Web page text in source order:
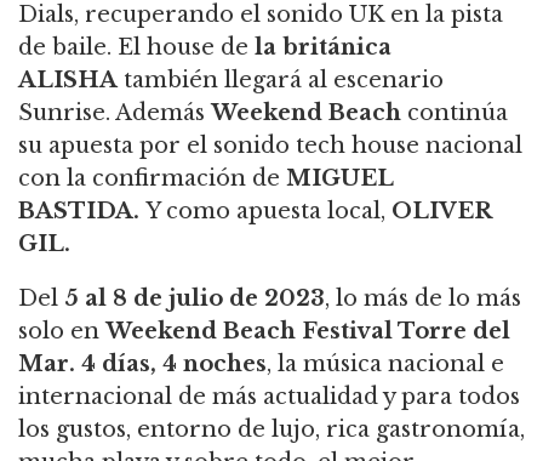
Dials, recuperando el sonido UK en la pista
de baile. El house de la británica
ALISHAtambién llegará al escenario
Sunrise. AdemásWeekend Beach continúa
su apuesta por el sonido tech house nacional
con la confirmación de MIGUEL
BASTIDA. Y como apuesta local, OLIVER
GIL.
Del 5 al 8 de julio de 2023, lo más de lo más
solo enWeekend Beach Festival Torre del
Mar. 4 días, 4 noches, la música nacional e
internacional de más actualidad y para todos
los gustos, entorno de lujo, rica gastronomía,